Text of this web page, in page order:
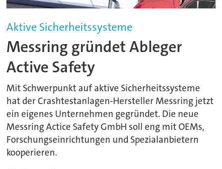
Aktive Sicherheitssysteme
Messring gründet Ableger
Active Safety
Mit Schwerpunkt auf aktive Sicherheitssysteme
hat der Crashtestanlagen-Hersteller Messring jetzt
ein eigenes Unternehmen gegründet. Die neue
Messring Actice Safety GmbH soll eng mit OEMs,
Forschungseinrichtungen und Spezialanbietern
kooperieren.